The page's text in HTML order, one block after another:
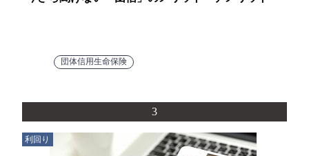
団体信用生命保険
3
利回り